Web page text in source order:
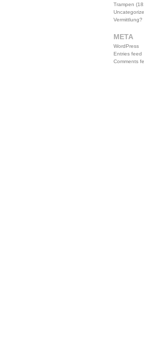
Trampen
Vermittlung?
META
WordPress
Entries feed
Comments